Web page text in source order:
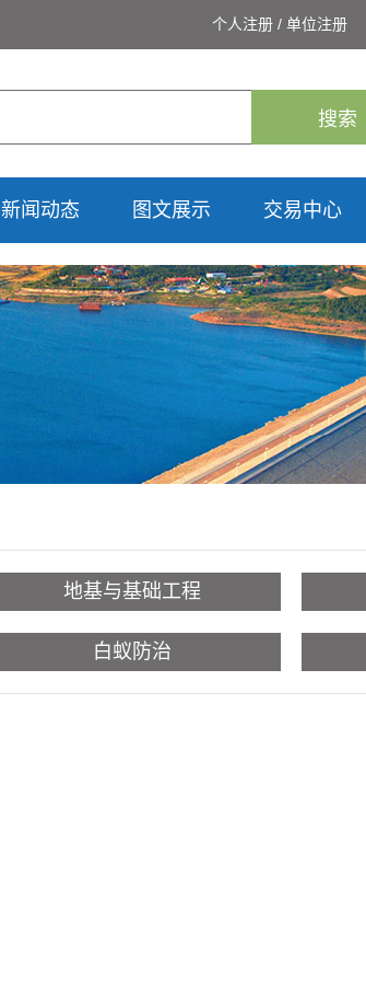
个人注册 / 单位注册
搜索
新闻动态 图文展示 交易中心
地基与基础工程
白蚁防治